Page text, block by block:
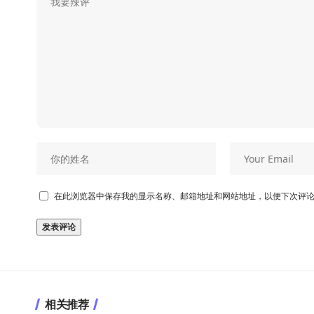
在此浏览器中保存我的显示名称、邮箱地址和网站地址，以便下次评论
相关推荐